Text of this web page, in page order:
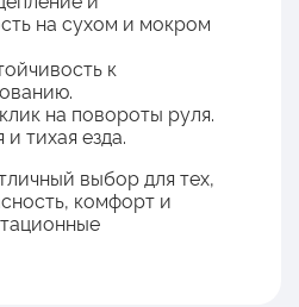
на сухом и мокром
к
на повороты руля.
тихая езда.
выбор для тех,
комфорт и